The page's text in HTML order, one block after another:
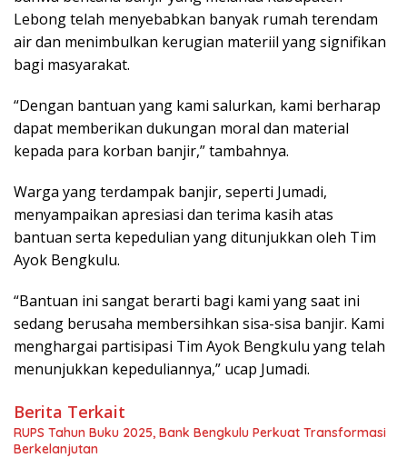
Lebong telah menyebabkan banyak rumah terendam
air dan menimbulkan kerugian materiil yang signifikan
bagi masyarakat.
“Dengan bantuan yang kami salurkan, kami berharap
dapat memberikan dukungan moral dan material
kepada para korban banjir,” tambahnya.
Warga yang terdampak banjir, seperti Jumadi,
menyampaikan apresiasi dan terima kasih atas
bantuan serta kepedulian yang ditunjukkan oleh Tim
Ayok Bengkulu.
“Bantuan ini sangat berarti bagi kami yang saat ini
sedang berusaha membersihkan sisa-sisa banjir. Kami
menghargai partisipasi Tim Ayok Bengkulu yang telah
menunjukkan kepeduliannya,” ucap Jumadi.
Berita Terkait
RUPS Tahun Buku 2025, Bank Bengkulu Perkuat Transformasi
Berkelanjutan